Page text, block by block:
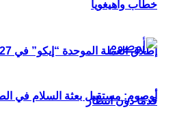
قدمًا دون انتظار
خطاب واهيغويا
أوصوم: مستقبل بعثة السلام في